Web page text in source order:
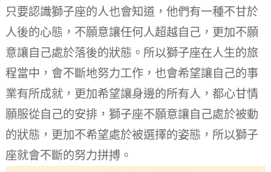
只要認識獅子座的人也會知道，他們有一種不甘於
人後的心態，不願意讓任何人超越自己，更加不願
意讓自己處於落後的狀態。 所以獅子座在人生的旅
程當中，會不斷地努力工作，也會希望讓自己的事
業有所成就，更加希望讓身邊的所有人，都心甘情
願服從自己的安排，獅子座不願意讓自己處於被動
的狀態，更加不希望處於被選擇的姿態，所以獅子
座就會不斷的努力拼搏。